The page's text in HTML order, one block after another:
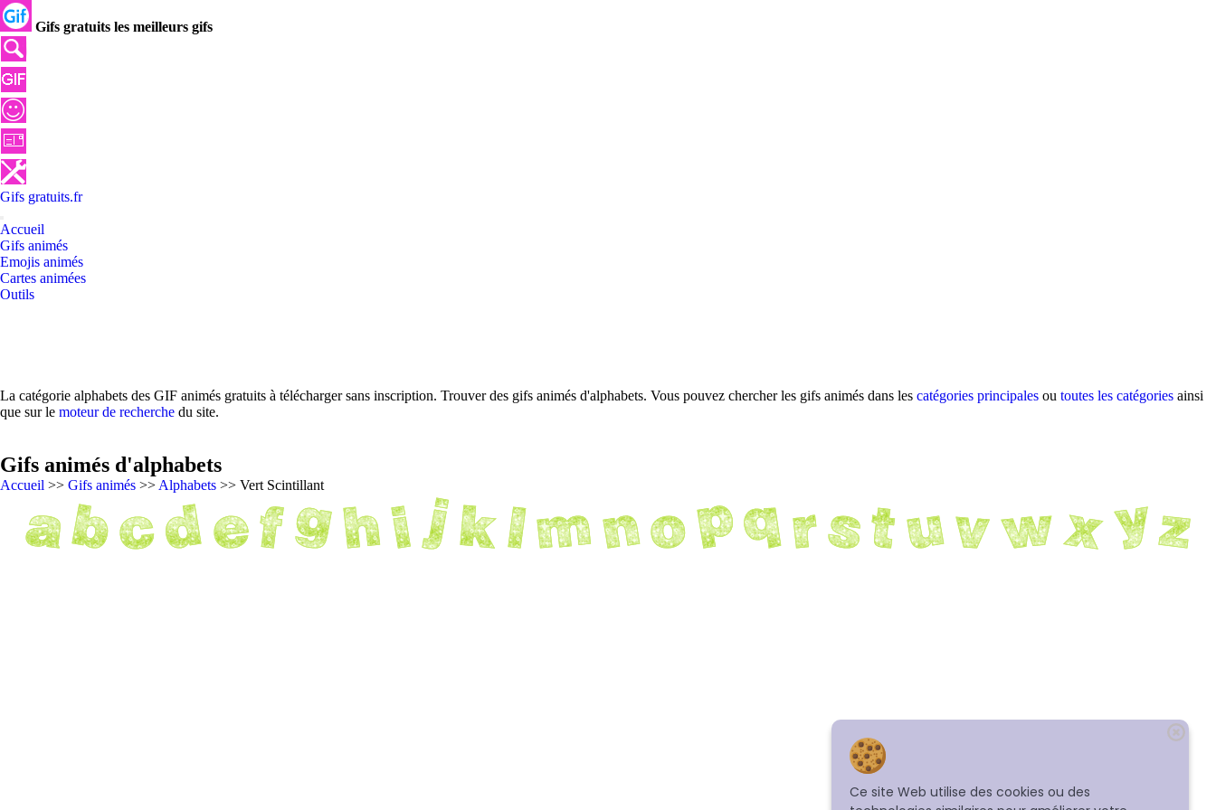
Gifs gratuits les meilleurs gifs
Gifs gratuits.fr
Accueil
Gifs animés
Emojis animés
Cartes animées
Outils
La catégorie alphabets des GIF animés gratuits à télécharger sans inscription. Trouver des gifs animés d'alphabets. Vous pouvez chercher les gifs animés dans les catégories principales ou toutes les catégories ainsi
que sur le moteur de recherche du site.
Gifs animés d'alphabets
Accueil >> Gifs animés >> Alphabets >> Vert Scintillant
Ce site Web utilise des cookies ou des